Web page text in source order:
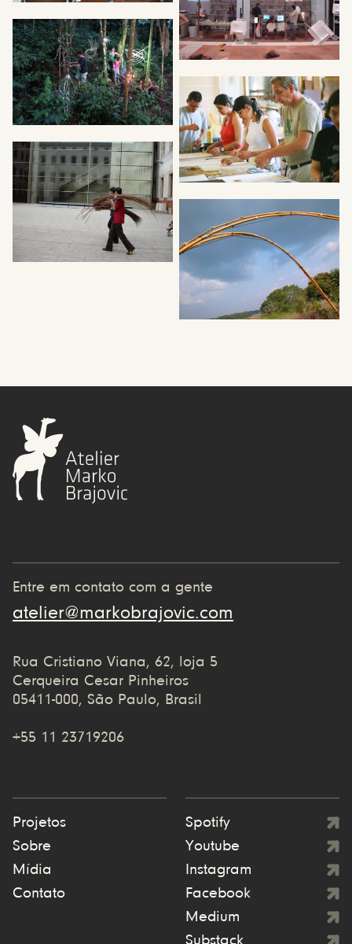
Entre em contato com a gente
atelier@markobrajovic.com
Rua Cristiano Viana, 62, loja 5
Cerqueira Cesar Pinheiros
05411-000, São Paulo, Brasil
+55 11 23719206
Projetos
Sobre
Mídia
Contato
Spotify
Youtube
Instagram
Facebook
Medium
Substack